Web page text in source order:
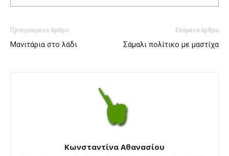
Προηγούμενο άρθρο
Μανιτάρια στο λάδι
Επόμενο άρθρο
Σάμαλι πολίτικο με μαστίχα
Κωνσταντίνα Αθανασίου